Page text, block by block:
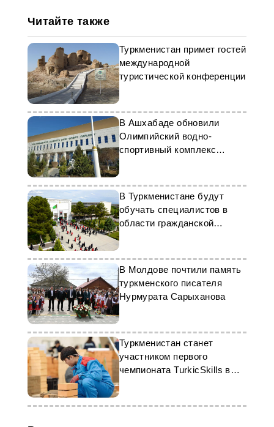
Читайте также
Туркменистан примет гостей
международной
туристической конференции
В Ашхабаде обновили
Олимпийский водно-
спортивный комплекс
«Туркменбаши»
В Туркменистане будут
обучать специалистов в
области гражданской
обороны
В Молдове почтили память
туркменского писателя
Нурмурата Сарыханова
Туркменистан станет
участником первого
чемпионата TurkicSkills в
Казахстане